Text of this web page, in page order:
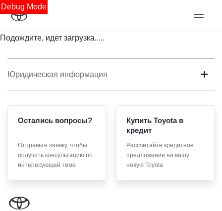
Debug Mode
Подождите, идет загрузка.....
Юридическая информация
Остались вопросы?
Отправьте заявку, чтобы
получить консультацию по
интересующей теме
Купить Toyota в
кредит
Рассчитайте кредитное
предложение на вашу
новую Toyota